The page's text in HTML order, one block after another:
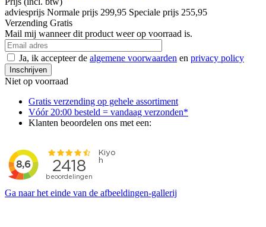
adviesprijs Normale prijs 299,95 Speciale prijs 255,95
Verzending Gratis
Mail mij wanneer dit product weer op voorraad is.
Ja, ik accepteer de algemene voorwaarden en privacy policy
Inschrijven
Niet op voorraad
Gratis verzending op gehele assortiment
Vóór 20:00 besteld = vandaag verzonden*
Klanten beoordelen ons met een:
Ga naar het einde van de afbeeldingen-gallerij